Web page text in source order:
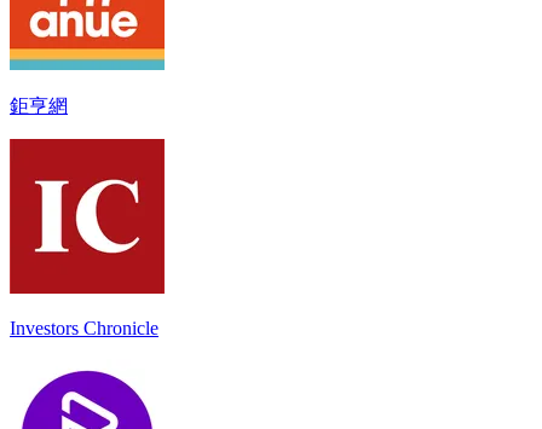
鉅亨網
Investors Chronicle